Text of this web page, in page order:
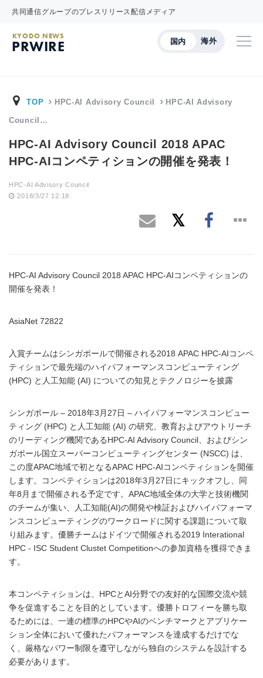
共同通信グループのプレスリリース配信メディア
国内 海外
KYODO NEWS
PRWIRE
TOP HPC-AI Advisory Council HPC-AI Advisory
Council…
HPC-AI Advisory Council 2018 APAC
HPC-AIコンペティションの開催を発表！
HPC-AI Advisory Council
2018/3/27 12:18
HPC-AI Advisory Council 2018 APAC HPC-AIコンペティションの
開催を発表！
AsiaNet 72822
入賞チームはシンガポールで開催される2018 APAC HPC-AIコンペ
ティションで最先端のハイパフォーマンスコンピューティング
(HPC) と人工知能 (AI) についての知見とテクノロジーを披露
シンガポール – 2018年3月27日 – ハイパフォーマンスコンピュー
ティング (HPC) と人工知能 (AI) の研究、教育およびアウトリーチ
のリーディング機関であるHPC-AI Advisory Council、およびシン
ガポール国立スーパーコンピューティングセンター (NSCC) は、
この度APAC地域で初となるAPAC HPC-AIコンペティションを開催
します。コンペティションは2018年3月27日にキックオフし、同
年8月まで開催される予定です。APAC地域全体の大学と技術機関
のチームが集い、人工知能(AI)の開発や検証およびハイパフォーマ
ンスコンピューティングのワークロードに関する課題について取
り組みます。優勝チームはドイツで開催される2019 Interational
HPC - ISC Student Clustet Competitionへの参加資格を獲得できま
す。
本コンペティションは、HPCとAI分野での友好的な国際交流や競
争を促進することを目的としています。優勝トロフィーを勝ち取
るためには、一連の標準のHPCやAIのベンチマークとアプリケー
ション全体において優れたパフォーマンスを達成するだけでな
く、厳格なパワー制限を遵守しながら独自のシステムを設計する
必要があります。